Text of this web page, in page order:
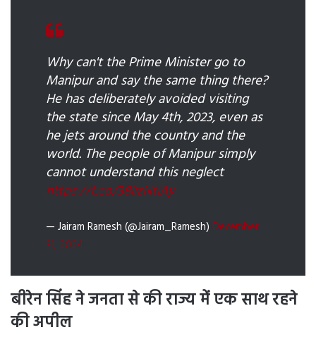
Why can't the Prime Minister go to
Manipur and say the same thing there?
He has deliberately avoided visiting
the state since May 4th, 2023, even as
he jets around the country and the
world. The people of Manipur simply
cannot understand this neglect
https://t.co/38lizNtiAy
— Jairam Ramesh (@Jairam_Ramesh) December
31, 2024
बीरेन सिंह ने जनता से की राज्य में एक साथ रहने
की अपील